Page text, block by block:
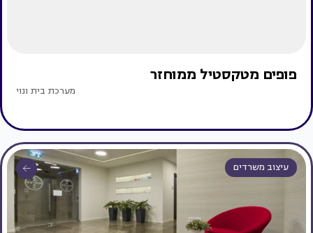
פופים מטקסטיל ממוחזר
מערכת בית ונוי
עיצוב משרדים